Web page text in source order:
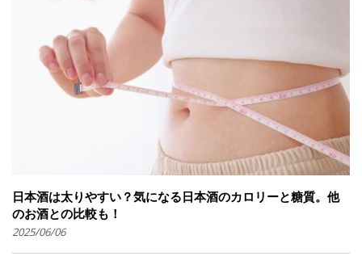
日本酒は太りやすい？気になる日本酒のカロリーと糖質。他
のお酒との比較も！
2025/06/06